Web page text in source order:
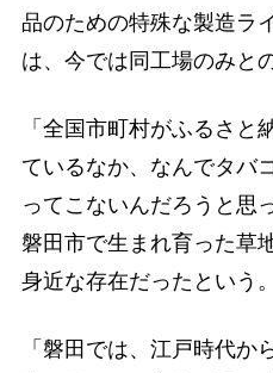
品のための特殊な製造ラ
は、今では同工場のみと
「全国市町村がふるさと
ているなか、なんでタバ
ってこないんだろうと思
磐田市で生まれ育った草
身近な存在だったという。
「磐田では、江戸時代か